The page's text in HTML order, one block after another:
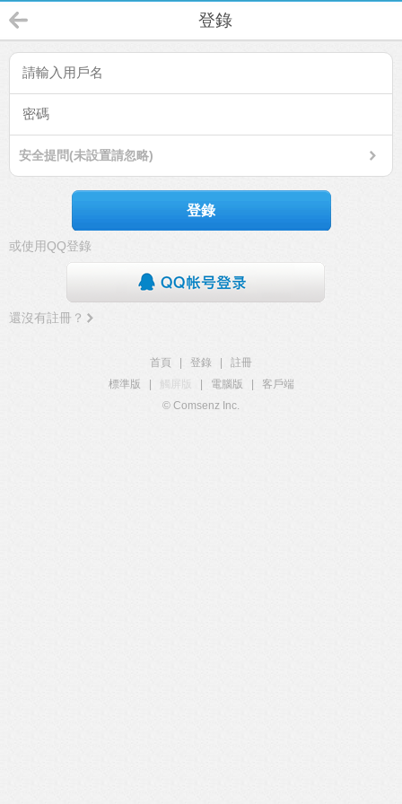
登錄
安全提問(未設置請忽略)
登錄
或使用QQ登錄
還沒有註冊？
首頁 登錄
註冊
標準版
觸屏版 電腦版
客戶端
© Comsenz Inc.